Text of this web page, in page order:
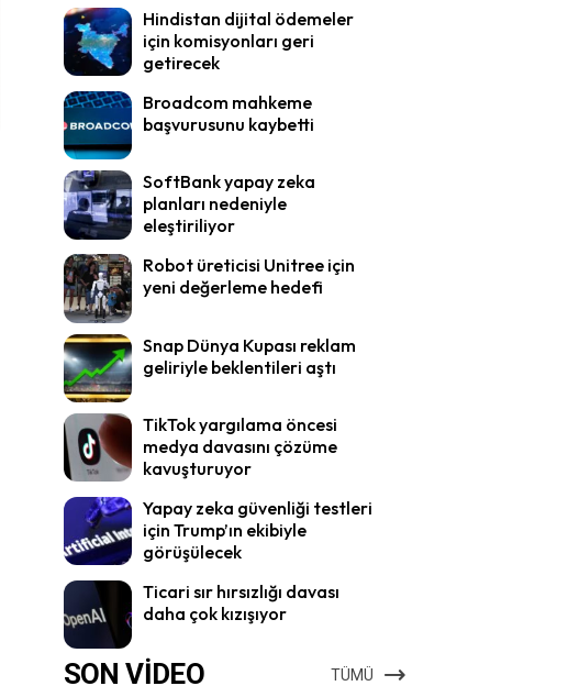
Hindistan dijital ödemeler
için komisyonları geri
getirecek
Broadcom mahkeme
başvurusunu kaybetti
SoftBank yapay zeka
planları nedeniyle
eleştiriliyor
Robot üreticisi Unitree için
yeni değerleme hedefi
Snap Dünya Kupası reklam
geliriyle beklentileri aştı
TikTok yargılama öncesi
medya davasını çözüme
kavuşturuyor
Yapay zeka güvenliği testleri
için Trump’ın ekibiyle
görüşülecek
Ticari sır hırsızlığı davası
daha çok kızışıyor
SON VİDEO TÜMÜ